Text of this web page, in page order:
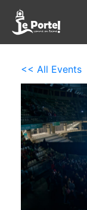
<< All Events